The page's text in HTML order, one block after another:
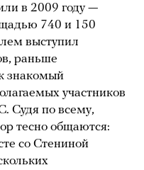
в 2009 году —
740 и 150
выступил
раньше
знакомый
участников
Судя по всему,
тесно общаются:
со Стениной